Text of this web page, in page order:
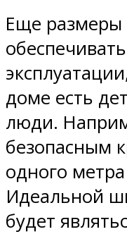
Еще
доме есть
люди.
безопасным
одного
Идеальной
будет